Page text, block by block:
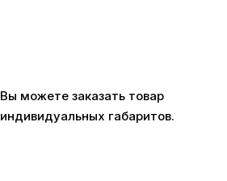
Вы можете заказать товар
индивидуальных габаритов.